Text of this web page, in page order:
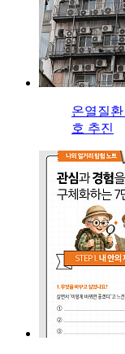
온열질
호 추진